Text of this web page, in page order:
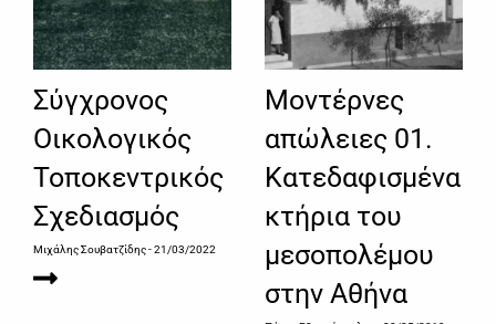
Σύγχρονος
Οικολογικός
Τοποκεντρικός
Σχεδιασμός
Μιχάλης Σουβατζίδης- 21/03/2022
Μοντέρνες
απώλειες 01.
Κατεδαφισμένα
κτήρια του
μεσοπολέμου
στην Αθήνα